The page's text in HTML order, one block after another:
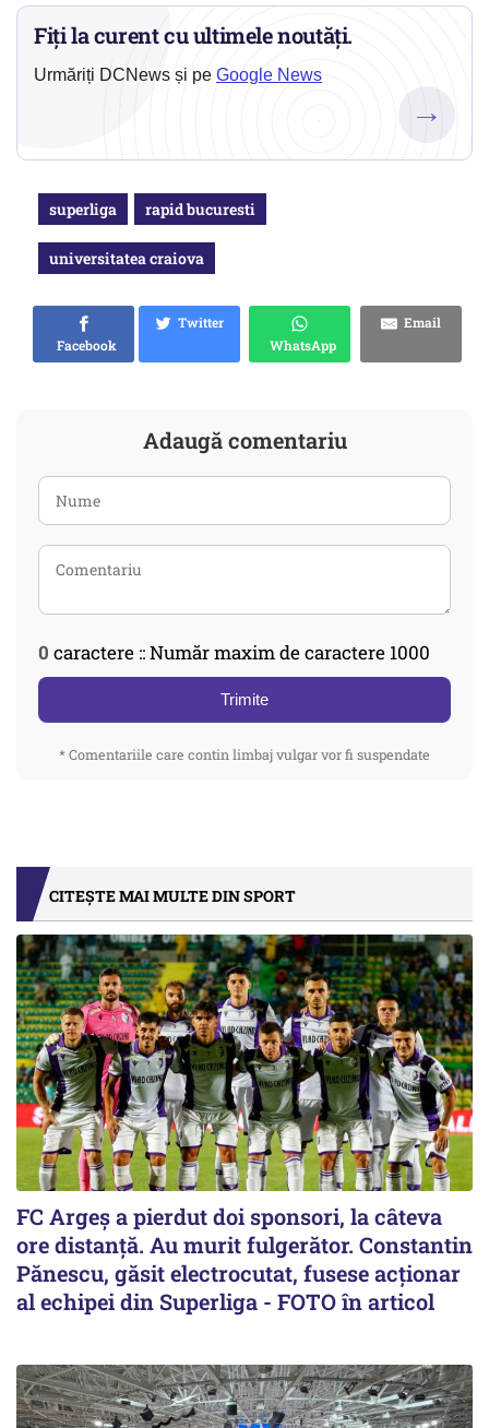
Fiți la curent cu ultimele noutăți.
Urmăriți DCNews și pe Google News
→
superliga rapid bucuresti
universitatea craiova
Facebook
Twitter
WhatsApp
Email
Adaugă comentariu
0 caractere :: Număr maxim de caractere 1000
Trimite
* Comentariile care contin limbaj vulgar vor fi suspendate
CITEȘTE MAI MULTE DIN SPORT
FC Argeș a pierdut doi sponsori, la câteva
ore distanță. Au murit fulgerător. Constantin
Pănescu, găsit electrocutat, fusese acționar
al echipei din Superliga - FOTO în articol